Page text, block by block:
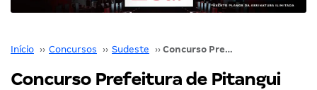
Início ›› Concursos ›› Sudeste ›› Concurso Prefeitura de Pitangui MG: oferta mais de 75 vagas!
Concurso Prefeitura de Pitangui